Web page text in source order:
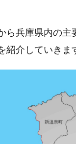
ら兵庫県内の
紹介していきま